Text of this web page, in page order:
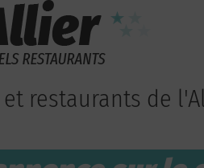
restaurants de